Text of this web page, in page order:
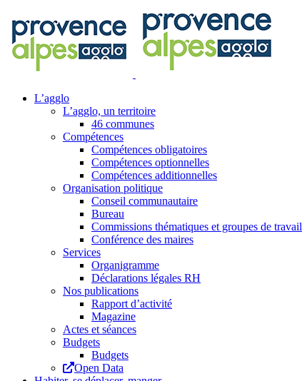
au
contenu
L’agglo
L’agglo, un territoire
46 communes
Compétences
Compétences obligatoires
Compétences optionnelles
Compétences additionnelles
Organisation politique
Conseil communautaire
Bureau
Commissions thématiques et groupes de travail
Conférence des maires
Services
Organigramme
Déclarations légales RH
Nos publications
Rapport d’activité
Magazine
Actes et séances
Budgets
Budgets
Open Data